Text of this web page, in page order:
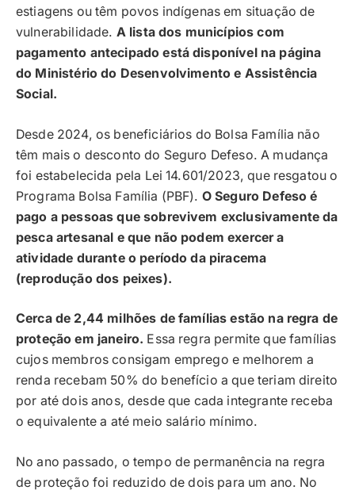
estiagens ou têm povos indígenas em situação de
vulnerabilidade. A lista dos municípios com
pagamento antecipado está disponível na página
do Ministério do Desenvolvimento e Assistência
Social.
Desde 2024, os beneficiários do Bolsa Família não
têm mais o desconto do Seguro Defeso. A mudança
foi estabelecida pela Lei 14.601/2023, que resgatou o
Programa Bolsa Família (PBF). O Seguro Defeso é
pago a pessoas que sobrevivem exclusivamente da
pesca artesanal e que não podem exercer a
atividade durante o período da piracema
(reprodução dos peixes).
Cerca de 2,44 milhões de famílias estão na regra de
proteção em janeiro. Essa regra permite que famílias
cujos membros consigam emprego e melhorem a
renda recebam 50% do benefício a que teriam direito
por até dois anos, desde que cada integrante receba
o equivalente a até meio salário mínimo.
No ano passado, o tempo de permanência na regra
de proteção foi reduzido de dois para um ano. No